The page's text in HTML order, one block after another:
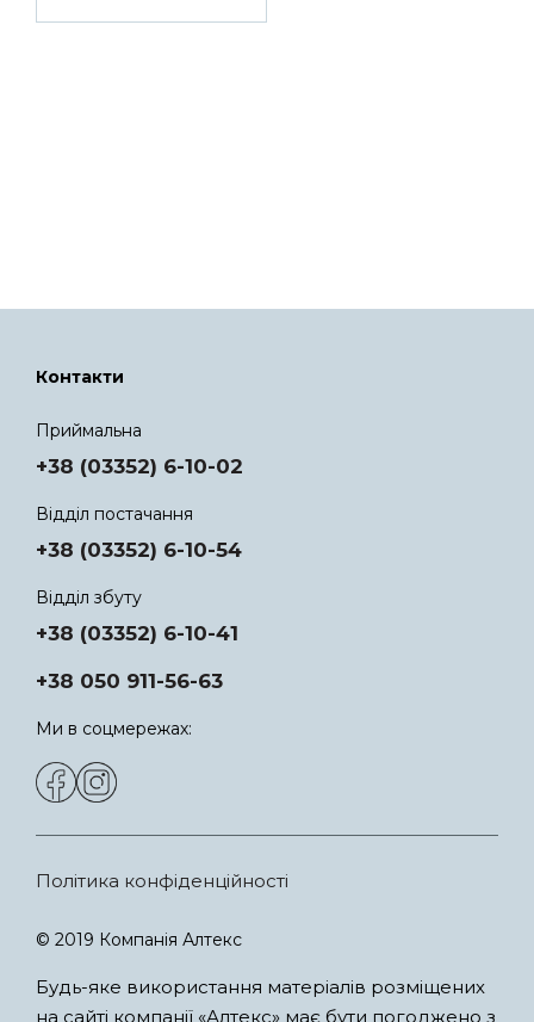
Контакти
Приймальна
+38 (03352) 6-10-02
Відділ постачання
+38 (03352) 6-10-54
Відділ збуту
+38 (03352) 6-10-41
+38 050 911-56-63
Ми в соцмережах:
© 2019 Компанія Алтекс
Будь-яке використання матеріалів розміщених
на сайті компанії «Алтекс» має бути погоджено з
Політика конфіденційності